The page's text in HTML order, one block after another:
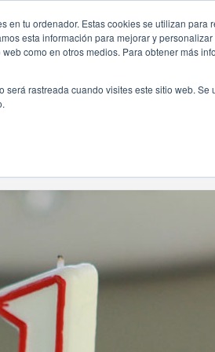
en tu ordenador. Estas cookies se utilizan
esta información para mejorar y
como en otros medios. Para obtener más
será rastreada cuando visites este sitio web.
INICIO